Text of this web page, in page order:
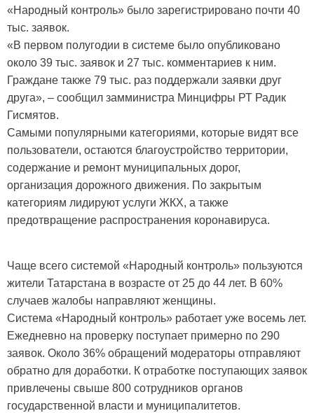
«Народный контроль» было зарегистрировано почти 40
тыс. заявок.
«В первом полугодии в системе было опубликовано
около 39 тыс. заявок и 27 тыс. комментариев к ним.
Граждане также 79 тыс. раз поддержали заявки друг
друга», – сообщил замминистра Минцифры РТ Радик
Гисмятов.
Самыми популярными категориями, которые видят все
пользователи, остаются благоустройство территории,
содержание и ремонт муниципальных дорог,
организация дорожного движения. По закрытым
категориям лидируют услуги ЖКХ, а также
предотвращение распространения коронавируса.
Чаще всего системой «Народный контроль» пользуются
жители Татарстана в возрасте от 25 до 44 лет. В 60%
случаев жалобы направляют женщины.
Система «Народный контроль» работает уже восемь лет.
Ежедневно на проверку поступает примерно по 290
заявок. Около 36% обращений модераторы отправляют
обратно для доработки. К отработке поступающих заявок
привлечены свыше 800 сотрудников органов
государственной власти и муниципалитетов.